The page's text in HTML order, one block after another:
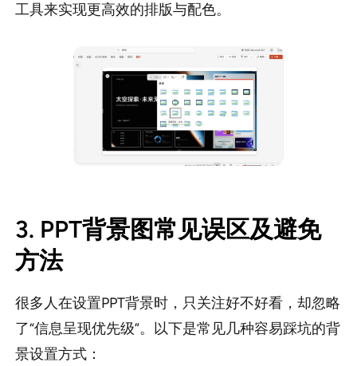
工具来实现更高效的排版与配色。
3. PPT背景图常见误区及避免
方法
很多人在设置PPT背景时，只关注好不好看，却忽略
了“信息呈现优先级”。以下是常见几种容易踩坑的背
景设置方式：